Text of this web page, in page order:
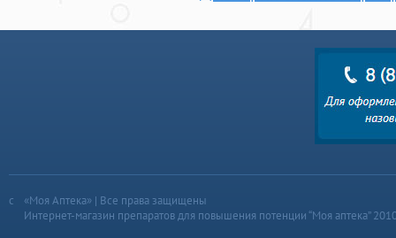
«Моя Аптека» | Все права защищены
Интернет-магазин препаратов для повышения потенции “Моя аптека”